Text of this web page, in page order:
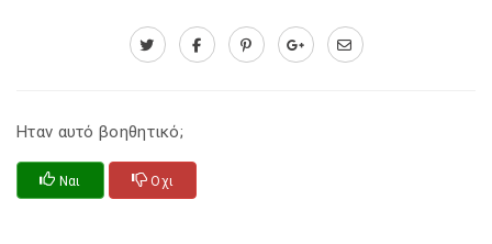
Ηταν αυτό βοηθητικό;
Ναι Οχι